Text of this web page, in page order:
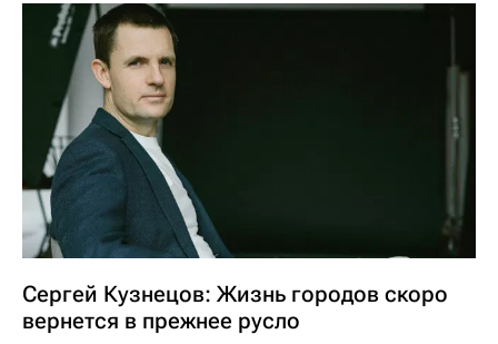
Сергей Кузнецов: Жизнь городов скоро
вернется в прежнее русло